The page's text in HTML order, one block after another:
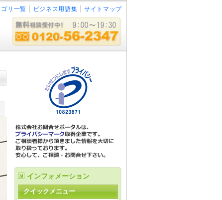
ゴリ一覧 ビジネス用語集 サイトマップ
インフォメーション
クイックメニュー